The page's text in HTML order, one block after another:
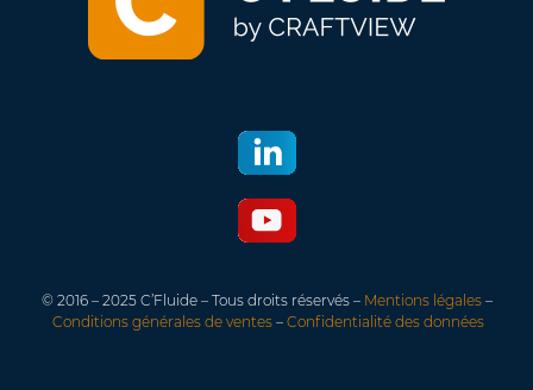
© 2016 – 2025 C’Fluide – Tous droits réservés – Mentions légales–
Conditions générales de ventes – Confidentialité des données